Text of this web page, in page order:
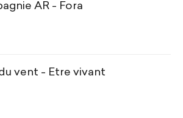
AR - Fora
vent - Être vivant